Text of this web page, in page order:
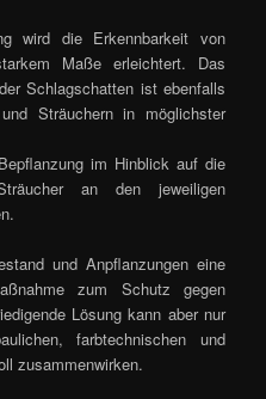
wird die Erkennbarkeit von
Maße erleichtert. Das
Schlagschatten ist ebenfalls
Sträuchern in möglichster
im Hinblick auf die
an den jeweiligen
und Anpflanzungen eine
zum Schutz gegen
Lösung kann aber nur
farbtechnischen und
zusammenwirken.